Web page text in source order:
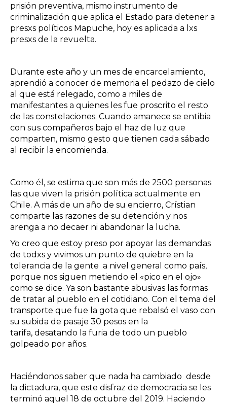
prisión preventiva, mismo instrumento de
criminalización que aplica el Estado para detener a
presxs políticos Mapuche, hoy es aplicada a lxs
presxs de la revuelta.
Durante este año y un mes de encarcelamiento,
aprendió a conocer de memoria el pedazo de cielo
al que está relegado, como a miles de
manifestantes a quienes les fue proscrito el resto
de las constelaciones. Cuando amanece se entibia
con sus compañeros bajo el haz de luz que
comparten, mismo gesto que tienen cada sábado
al recibir la encomienda.
Como él, se estima que son más de 2500 personas
las que viven la prisión política actualmente en
Chile. A más de un año de su encierro, Crístian
comparte las razones de su detención y nos
arenga a no decaer ni abandonar la lucha.
Yo creo que estoy preso por apoyar las demandas
de todxs y vivimos un punto de quiebre en la
tolerancia de la gente a nivel general como país,
porque nos siguen metiendo el «pico en el ojo»
como se dice. Ya son bastante abusivas las formas
de tratar al pueblo en el cotidiano. Con el tema del
transporte que fue la gota que rebalsó el vaso con
su subida de pasaje 30 pesos en la
tarifa, desatando la furia de todo un pueblo
golpeado por años.
Haciéndonos saber que nada ha cambiado desde
la dictadura, que este disfraz de democracia se les
terminó aquel 18 de octubre del 2019. Haciendo